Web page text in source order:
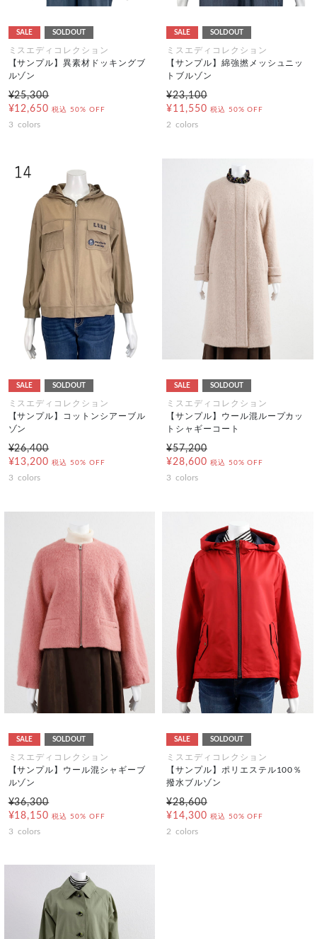
SALE SOLDOUT
ミスエディコレクション
【サンプル】異素材ドッキングブ
ルゾン
¥25,300
¥12,650 税込 50% OFF
3 colors
SALE SOLDOUT
ミスエディコレクション
【サンプル】綿強撚メッシュニッ
トブルゾン
¥23,100
¥11,550 税込 50% OFF
2 colors
SALE SOLDOUT
ミスエディコレクション
【サンプル】コットンシアーブル
ゾン
¥26,400
¥13,200 税込 50% OFF
3 colors
SALE SOLDOUT
ミスエディコレクション
【サンプル】ウール混ループカッ
トシャギーコート
¥57,200
¥28,600 税込 50% OFF
3 colors
SALE SOLDOUT
ミスエディコレクション
【サンプル】ウール混シャギーブ
ルゾン
¥36,300
¥18,150 税込 50% OFF
3 colors
SALE SOLDOUT
ミスエディコレクション
【サンプル】ポリエステル100％
撥水ブルゾン
¥28,600
¥14,300 税込 50% OFF
2 colors